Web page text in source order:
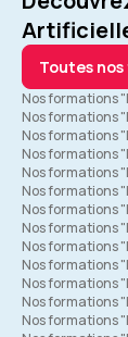
Toutes
Nos formations
Nos formations
Nos formations
Nos formations
Nos formations
Nos formations
Nos formations
Nos formations
Nos formations
Nos formations
Nos formations
Nos formations
Nos formations